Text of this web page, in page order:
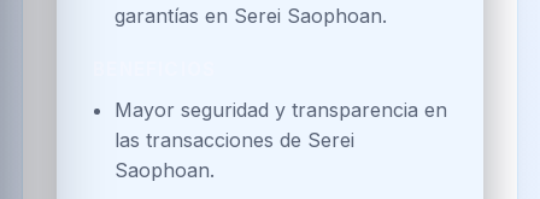
garantías en Serei Saophoan.
Mayor seguridad y transparencia en
las transacciones de Serei
Saophoan.